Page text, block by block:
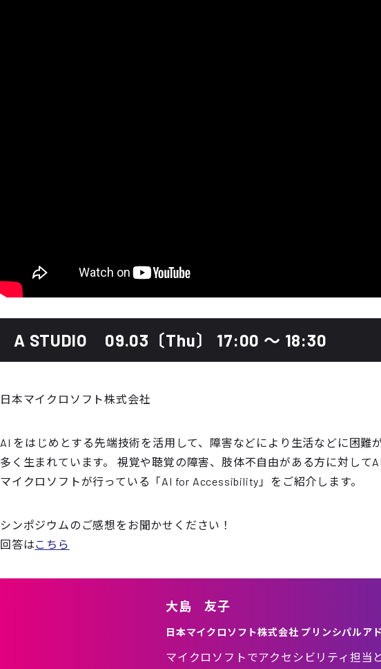
A STUDIO 09.03〔Thu〕 17:00 〜 18:30
日本マイクロソフト株式会社
AI をはじめとする先端技術を活用して、障害などにより生活などに困難
多く生まれています。 視覚や聴覚の障害、肢体不自由がある方に対して
マイクロソフトが行っている「AI for Accessibility」をご紹介します。
シンポジウムのご感想をお聞かせください！
回答は こちら
大島 友子
日本マイクロソフト株式会社 プリンシパルア
マイクロソフトでアクセシビリティ担当